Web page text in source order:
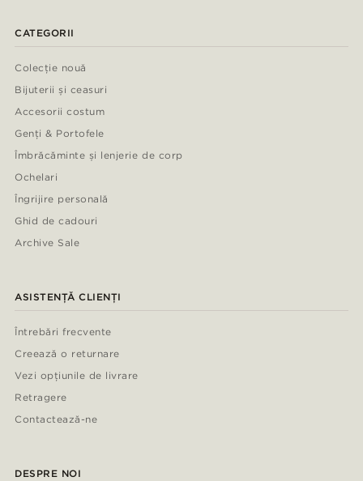
CATEGORII
Colecție nouă
Bijuterii și ceasuri
Accesorii costum
Genți & Portofele
Îmbrăcăminte și lenjerie de corp
Ochelari
Îngrijire personală
Ghid de cadouri
Archive Sale
ASISTENȚĂ CLIENȚI
Întrebări frecvente
Creează o returnare
Vezi opțiunile de livrare
Retragere
Contactează-ne
DESPRE NOI